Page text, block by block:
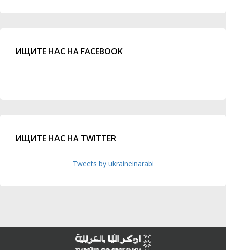
ИЩИТЕ НАС НА FACEBOOK
ИЩИТЕ НАС НА TWITTER
Tweets by ukraineinarabi